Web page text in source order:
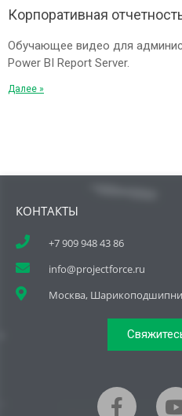
Корпоративная
Обучающее видео для
Power BI Report Server.
Далее »
КОНТАКТЫ
+7 909 948 43 86
info@projectforce.ru
Москва,